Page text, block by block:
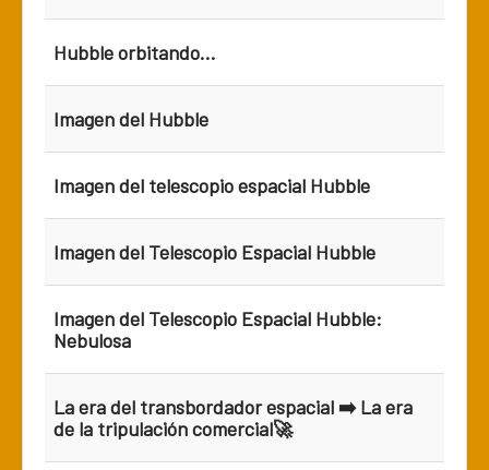
Hubble orbitando...
Imagen del Hubble
Imagen del telescopio espacial Hubble
Imagen del Telescopio Espacial Hubble
Imagen del Telescopio Espacial Hubble:
Nebulosa
La era del transbordador espacial ➡️ La era
de la tripulación comercial🚀